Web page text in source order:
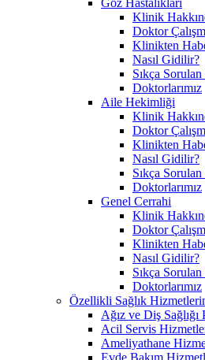
Klinik
Doktor
Klinikten
Nasıl Gidilir?
Sıkça
Doktorlarımız
Aile Hekimliği
Klinik
Doktor
Klinikten
Nasıl Gidilir?
Sıkça
Doktorlarımız
Genel Cerrahi
Klinik
Doktor
Klinikten
Nasıl Gidilir?
Sıkça
Doktorlarımız
Özellikli Sağlık
Ağız ve Diş
Acil Servis
Ameliyathane
Evde Bakım